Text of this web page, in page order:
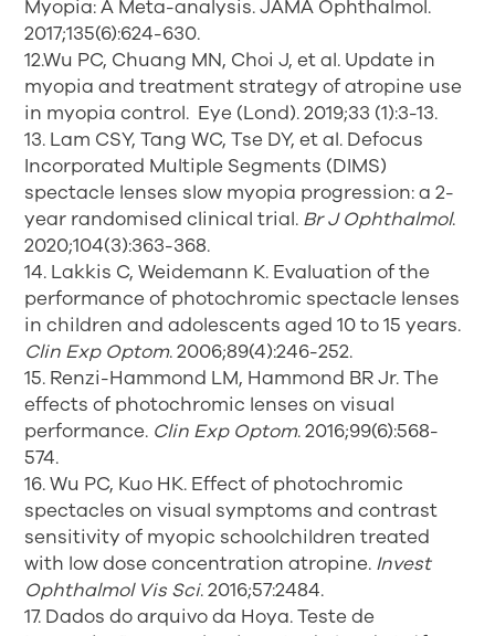
Myopia: A Meta-analysis. JAMA Ophthalmol.
2017;135(6):624-630.
12.Wu PC, Chuang MN, Choi J, et al. Update in
myopia and treatment strategy of atropine use
in myopia control. Eye (Lond). 2019;33 (1):3-13.
13. Lam CSY, Tang WC, Tse DY, et al. Defocus
Incorporated Multiple Segments (DIMS)
spectacle lenses slow myopia progression: a 2-
year randomised clinical trial. Br J Ophthalmol.
2020;104(3):363-368.
14. Lakkis C, Weidemann K. Evaluation of the
performance of photochromic spectacle lenses
in children and adolescents aged 10 to 15 years.
Clin Exp Optom. 2006;89(4):246-252.
15. Renzi-Hammond LM, Hammond BR Jr. The
effects of photochromic lenses on visual
performance. Clin Exp Optom. 2016;99(6):568-
574.
16. Wu PC, Kuo HK. Effect of photochromic
spectacles on visual symptoms and contrast
sensitivity of myopic schoolchildren treated
with low dose concentration atropine. Invest
Ophthalmol Vis Sci. 2016;57:2484.
17. Dados do arquivo da Hoya. Teste de